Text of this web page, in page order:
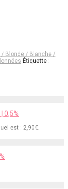
/ Blonde / Blanche /
Étiquette :
0,5%
est : 2,90€.